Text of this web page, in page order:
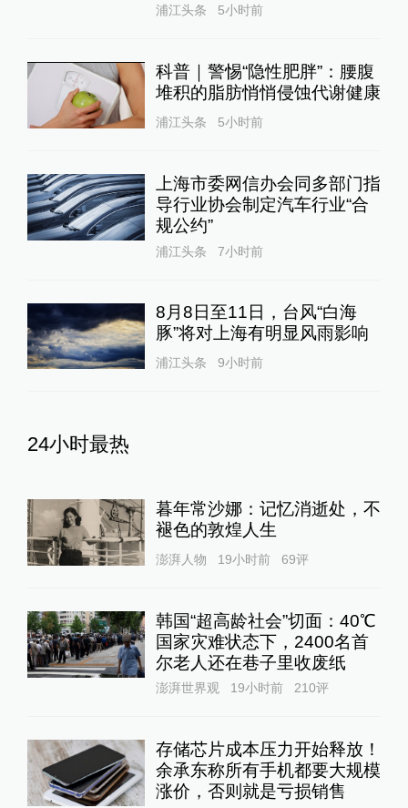
浦江头条 5小时前
科普｜警惕“隐性肥胖”：腰腹
堆积的脂肪悄悄侵蚀代谢健康
浦江头条 5小时前
上海市委网信办会同多部门指
导行业协会制定汽车行业“合
规公约”
浦江头条 7小时前
8月8日至11日，台风“白海
豚”将对上海有明显风雨影响
浦江头条 9小时前
24小时最热
暮年常沙娜：记忆消逝处，不
褪色的敦煌人生
澎湃人物 19小时前 69评
韩国“超高龄社会”切面：40℃
国家灾难状态下，2400名首
尔老人还在巷子里收废纸
澎湃世界观 19小时前 210评
存储芯片成本压力开始释放！
余承东称所有手机都要大规模
涨价，否则就是亏损销售